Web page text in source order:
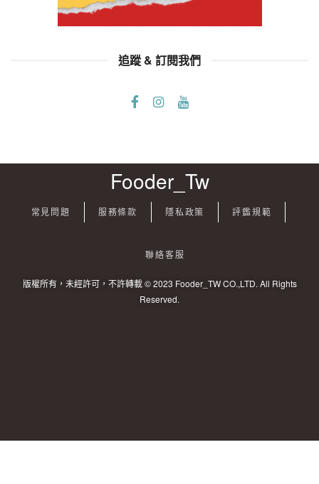
追蹤 & 訂閱我們
Fooder_Tw
常見問題 服務條款 隱私政策 評鑑規範
聯絡客服
版權所有，未經許可，不許轉載 © 2023 Fooder_TW CO.,LTD. All Rights
Reserved.